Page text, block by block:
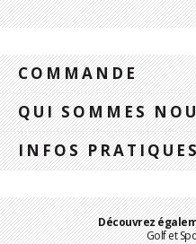
COMMANDE
QUI SOMMES
INFOS
Découvrez
Golf et